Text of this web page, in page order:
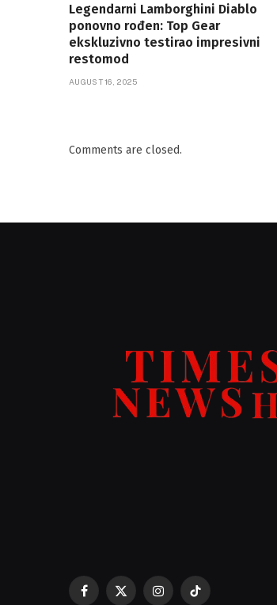
Legendarni Lamborghini Diablo
ponovno rođen: Top Gear
ekskluzivno testirao impresivni
restomod
AUGUST 16, 2025
Comments are closed.
Facebook
X Instagram
TikTok